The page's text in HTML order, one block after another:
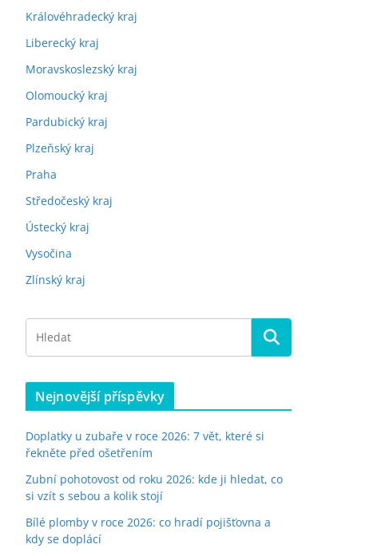
Královéhradecký kraj
Liberecký kraj
Moravskoslezský kraj
Olomoucký kraj
Pardubický kraj
Plzeňský kraj
Praha
Středočeský kraj
Ústecký kraj
Vysočina
Zlínský kraj
Nejnovější příspěvky
Doplatky u zubaře v roce 2026: 7 vět, které si
řekněte před ošetřením
Zubní pohotovost od roku 2026: kde ji hledat, co
si vzít s sebou a kolik stojí
Bílé plomby v roce 2026: co hradí pojišťovna a
kdy se doplácí